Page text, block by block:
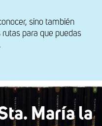
sino también
para que puedas
María la